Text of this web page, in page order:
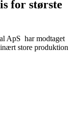
for største
ApS har modtaget
store produktion